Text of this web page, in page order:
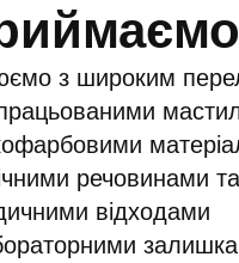
з широким
речовинами
відходами